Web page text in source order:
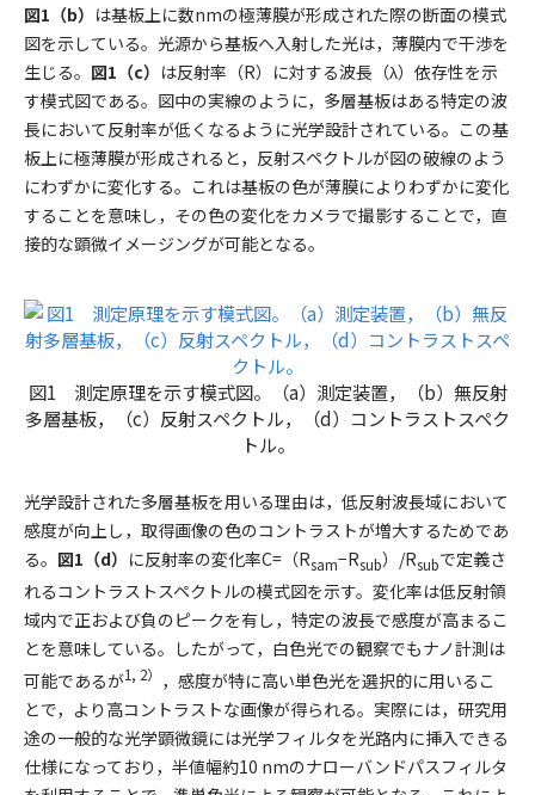
図1（b） は基板上に数nmの極薄膜が形成された際の断面の模式
図を示している。光源から基板へ入射した光は，薄膜内で干渉を
生じる。 図1（c） は反射率（R）に対する波長（λ）依存性を示
す模式図である。図中の実線のように，多層基板はある特定の波
長において反射率が低くなるように光学設計されている。この基
板上に極薄膜が形成されると，反射スペクトルが図の破線のよう
にわずかに変化する。これは基板の色が薄膜によりわずかに変化
することを意味し，その色の変化をカメラで撮影することで，直
接的な顕微イメージングが可能となる。
図1 測定原理を示す模式図。（a）測定装置，（b）無反射
多層基板，（c）反射スペクトル，（d）コントラストスペク
トル。
光学設計された多層基板を用いる理由は，低反射波長域において
感度が向上し，取得画像の色のコントラストが増大するためであ
る。 図1（d） に反射率の変化率C=（Rsam−Rsub）/Rsubで定義さ
れるコントラストスペクトルの模式図を示す。変化率は低反射領
域内で正および負のピークを有し，特定の波長で感度が高まるこ
とを意味している。したがって，白色光での観察でもナノ計測は
可能であるが1, 2） ，感度が特に高い単色光を選択的に用いるこ
とで，より高コントラストな画像が得られる。実際には，研究用
途の一般的な光学顕微鏡には光学フィルタを光路内に挿入できる
仕様になっており，半値幅約10 nmのナローバンドパスフィルタ